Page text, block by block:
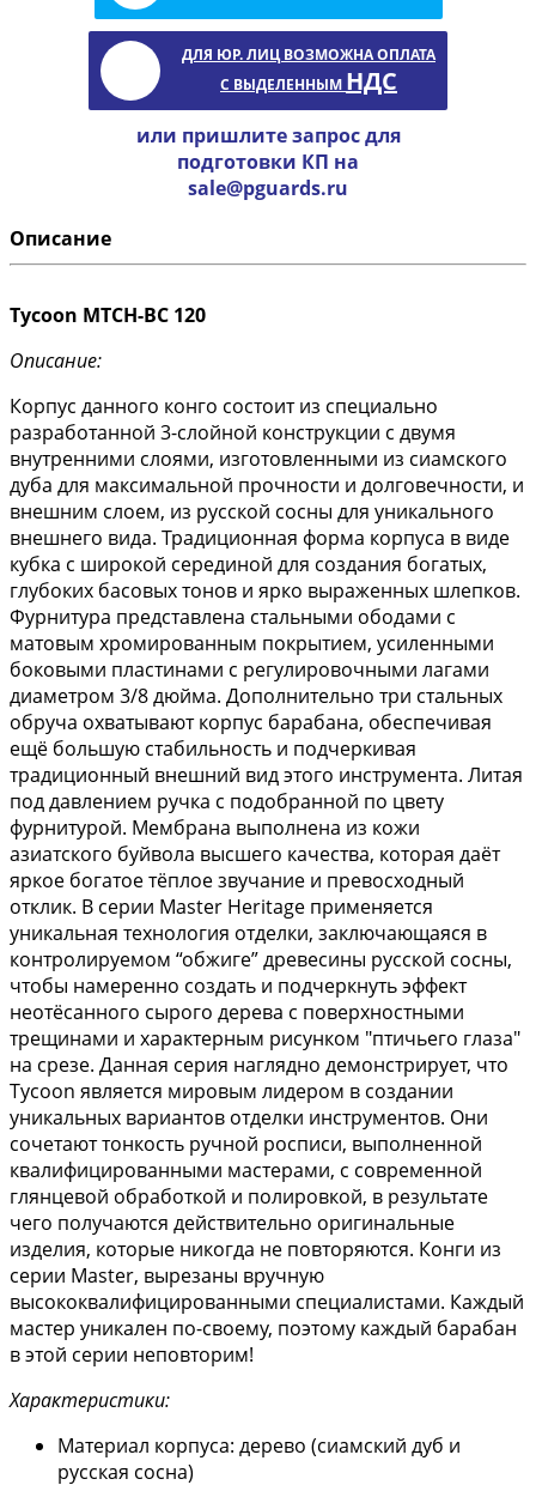
ДЛЯ ЮР. ЛИЦ ВОЗМОЖНА ОПЛАТА
С ВЫДЕЛЕННЫМ НДС
или пришлите запрос для
подготовки КП на
sale@pguards.ru
Описание
Tycoon MTCH-BC 120
Описание:
Корпус данного конго состоит из специально
разработанной 3-слойной конструкции с двумя
внутренними слоями, изготовленными из сиамского
дуба для максимальной прочности и долговечности, и
внешним слоем, из русской сосны для уникального
внешнего вида. Традиционная форма корпуса в виде
кубка с широкой серединой для создания богатых,
глубоких басовых тонов и ярко выраженных шлепков.
Фурнитура представлена стальными ободами с
матовым хромированным покрытием, усиленными
боковыми пластинами с регулировочными лагами
диаметром 3/8 дюйма. Дополнительно три стальных
обруча охватывают корпус барабана, обеспечивая
ещё большую стабильность и подчеркивая
традиционный внешний вид этого инструмента. Литая
под давлением ручка с подобранной по цвету
фурнитурой. Мембрана выполнена из кожи
азиатского буйвола высшего качества, которая даёт
яркое богатое тёплое звучание и превосходный
отклик. В серии Master Heritage применяется
уникальная технология отделки, заключающаяся в
контролируемом “обжиге” древесины русской сосны,
чтобы намеренно создать и подчеркнуть эффект
неотёсанного сырого дерева с поверхностными
трещинами и характерным рисунком "птичьего глаза"
на срезе. Данная серия наглядно демонстрирует, что
Tycoon является мировым лидером в создании
уникальных вариантов отделки инструментов. Они
сочетают тонкость ручной росписи, выполненной
квалифицированными мастерами, с современной
глянцевой обработкой и полировкой, в результате
чего получаются действительно оригинальные
изделия, которые никогда не повторяются. Конги из
серии Master, вырезаны вручную
высококвалифицированными специалистами. Каждый
мастер уникален по-своему, поэтому каждый барабан
в этой серии неповторим!
Характеристики:
Материал корпуса: дерево (сиамский дуб и
русская сосна)